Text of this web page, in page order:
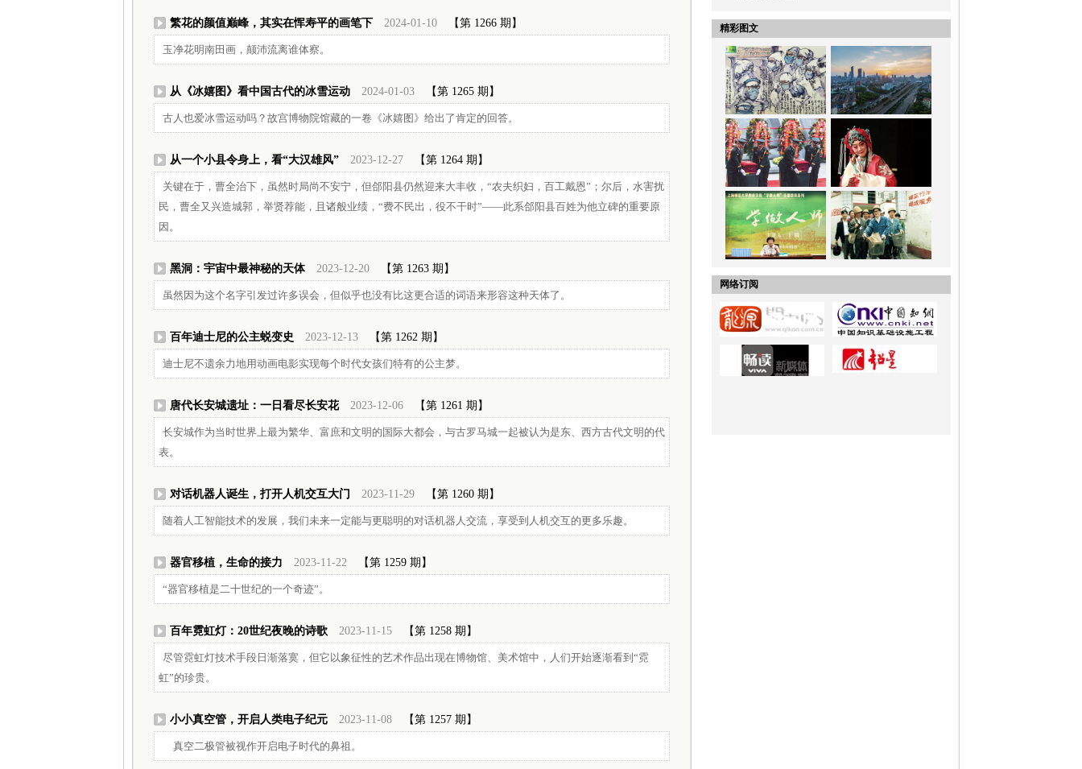
繁花的颜值巅峰，其实在恽寿平的画笔下 2024-01-10 【第 1266 期】
玉净花明南田画，颠沛流离谁体察。
从《冰嬉图》看中国古代的冰雪运动 2024-01-03 【第 1265 期】
古人也爱冰雪运动吗？故宫博物院馆藏的一卷《冰嬉图》给出了肯定的回答。
从一个小县令身上，看“大汉雄风” 2023-12-27 【第 1264 期】
关键在于，曹全治下，虽然时局尚不安宁，但郃阳县仍然迎来大丰收，“农夫织妇，百工戴恩”；尔后，水害扰
民，曹全又兴造城郭，举贤荐能，且诸般业绩，“费不民出，役不干时”——此系郃阳县百姓为他立碑的重要原
因。
黑洞：宇宙中最神秘的天体 2023-12-20 【第 1263 期】
虽然因为这个名字引发过许多误会，但似乎也没有比这更合适的词语来形容这种天体了。
百年迪士尼的公主蜕变史 2023-12-13 【第 1262 期】
迪士尼不遗余力地用动画电影实现每个时代女孩们特有的公主梦。
唐代长安城遗址：一日看尽长安花 2023-12-06 【第 1261 期】
长安城作为当时世界上最为繁华、富庶和文明的国际大都会，与古罗马城一起被认为是东、西方古代文明的代
表。
对话机器人诞生，打开人机交互大门 2023-11-29 【第 1260 期】
随着人工智能技术的发展，我们未来一定能与更聪明的对话机器人交流，享受到人机交互的更多乐趣。
器官移植，生命的接力 2023-11-22 【第 1259 期】
“器官移植是二十世纪的一个奇迹”。
百年霓虹灯：20世纪夜晚的诗歌 2023-11-15 【第 1258 期】
尽管霓虹灯技术手段日渐落寞，但它以象征性的艺术作品出现在博物馆、美术馆中，人们开始逐渐看到“霓
虹”的珍贵。
小小真空管，开启人类电子纪元 2023-11-08 【第 1257 期】
真空二极管被视作开启电子时代的鼻祖。
精彩图文
网络订阅